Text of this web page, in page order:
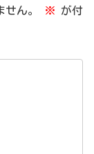
ん。 ※ が付